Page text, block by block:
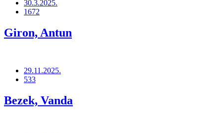
30.3.2025.
1672
Giron, Antun
29.11.2025.
533
Bezek, Vanda